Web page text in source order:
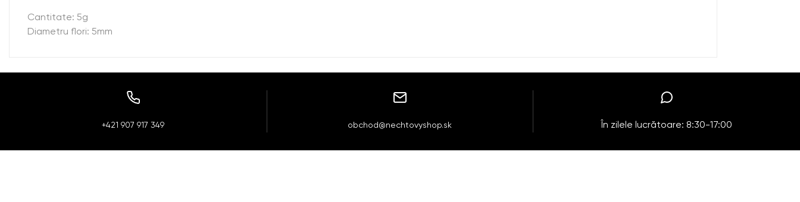
Cantitate: 5g
Diametru flori: 5mm
+421 907 917 349 obchod@nechtovyshop.sk În zilele lucrătoare: 8:30-17:00